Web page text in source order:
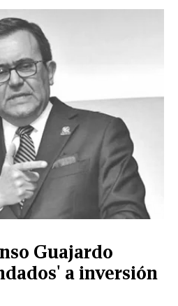
Guajardo
a inversión